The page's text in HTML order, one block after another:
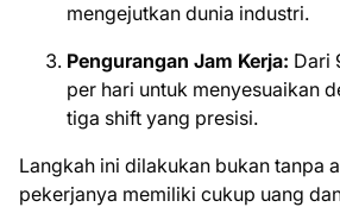
mengejutkan dunia industri.
Pengurangan Jam Kerja: Dari
per hari untuk menyesuaikan
tiga shift yang presisi.
Langkah ini dilakukan bukan tanpa
pekerjanya memiliki cukup uang